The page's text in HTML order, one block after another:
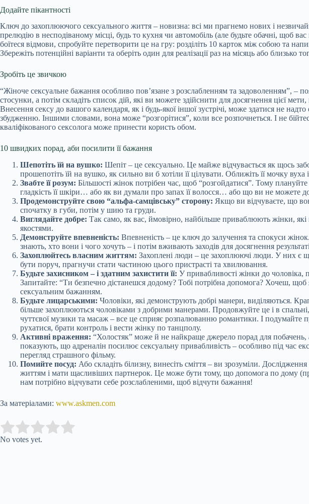
Додайте пікантності
Ключ до захоплюючого сексуального життя – новизна: всі ми прагнемо нових і
прелюдію в несподіваному місці, будь то кухня чи автомобіль (але будьте обачні, щоб
боїтеся відмови, спробуйте перетворити це на гру: розділіть 10 карток між собою та
Збережіть потенційні варіанти та оберіть один для реалізації раз на місяць або близько
Зробіть це звичкою
“Жіноче сексуальне бажання особливо пов’язане з розслабленням та задоволенням”, –
стосунки, а потім складіть список дій, які ви можете здійснити для досягнення цієї
Внесення сексу до вашого календаря, як і будь-якої іншої зустрічі, може здатися не
збудженню. Іншими словами, вона може “розгорітися”, коли все розпочнеться. І не
кваліфікованого сексолога може принести користь обом.
10 швидких порад, аби посилити її бажання
Шепотіть їй на вушко: Шепіт – це сексуально. Це майже відчувається як щось
прошепотіть їй на вушко, як сильно ви б хотіли її цілувати. Оближіть її мочку
Звабте її розум: Більшості жінок потрібен час, щоб “розгойдатися”. Тому
гладкість її шкіри… або як ви думали про запах її волосся… або що ви не можете
Продемонструйте свою “альфа-самцівську” сторону: Якщо ви відчуваєте, що
спочатку в губи, потім у шию та груди.
Виглядайте добре: Так само, як вас, ймовірно, найбільше приваблюють жінки,
якостями.
Демонструйте впевненість: Впевненість – це ключ до залучення та спокуси
знають, хто вони і чого хочуть – і потім вживають заходів для досягнення
Захоплюйтесь власним життям: Захоплені люди – це захоплюючі люди. У них є
бути поруч, прагнучи стати частиною цього пристрасті та хвилювання.
Будьте захисником – і здатним захистити її: У привабливості жінки до чоловіка,
Запитайте: “Ти безпечно дістанешся додому? Тобі потрібна допомога? Хочеш, щоб
сексуальним бажанням.
Будьте лицарськими: Чоловіки, які демонструють добрі манери, виділяються.
більше захоплюються чоловіками з добрими манерами. Продовжуйте це і в
чуттєвої музики та масаж – все це сприяє розпалюванню романтики. І подумайте
рухатися, брати контроль і вести жінку по танцполу.
Активні враження: “Холостяк” може й не найкраще джерело порад для побачень,
показують, що адреналін посилює сексуальну привабливість – особливо під час
перегляд страшного фільму.
Помийте посуд: Або складіть білизну, винесіть сміття – ви зрозуміли.
життям і мати щасливіших партнерок. Це може бути тому, що допомога по дому
нам потрібно відчувати себе розслабленими, щоб відчути бажання!
За матеріалами: www.askmen.com
Rate this item:
No votes yet.